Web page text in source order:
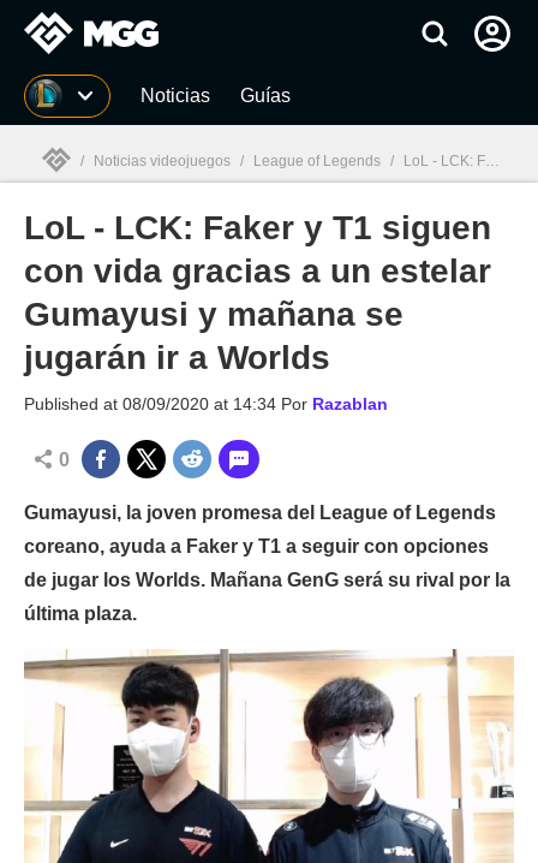
MGG Noticias Guías
MGG
/ Noticias videojuegos / League of Legends / LoL - LCK: Faker y T1 siguen con vida gracias a un estelar Gumayusi y mañana se jugarán ir a Worlds
LoL - LCK: Faker y T1 siguen
con vida gracias a un estelar
Gumayusi y mañana se
jugarán ir a Worlds
Published at 08/09/2020 at 14:34 Por Razablan
0
Gumayusi, la joven promesa del League of Legends
coreano, ayuda a Faker y T1 a seguir con opciones
de jugar los Worlds. Mañana GenG será su rival por la
última plaza.